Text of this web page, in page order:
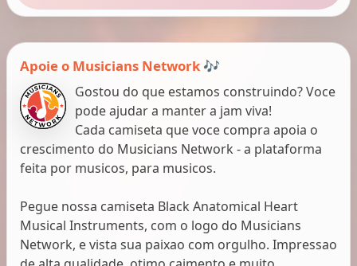
Apoie o Musicians Network 🎶
Gostou do que estamos construindo? Voce
pode ajudar a manter a jam viva!
Cada camiseta que voce compra apoia o
crescimento do Musicians Network - a plataforma
feita por musicos, para musicos.
Pegue nossa camiseta Black Anatomical Heart
Musical Instruments, com o logo do Musicians
Network, e vista sua paixao com orgulho. Impressao